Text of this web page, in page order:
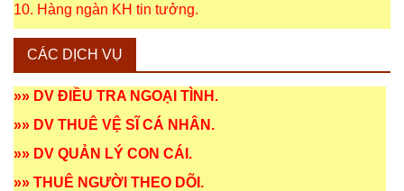
10. Hàng ngàn KH tin tưởng.
CÁC DỊCH VỤ
»» DV ĐIỀU TRA NGOẠI TÌNH .
»» DV THUÊ VỆ SĨ CÁ NHÂN .
»» DV QUẢN LÝ CON CÁI .
»» THUÊ NGƯỜI THEO DÕI .